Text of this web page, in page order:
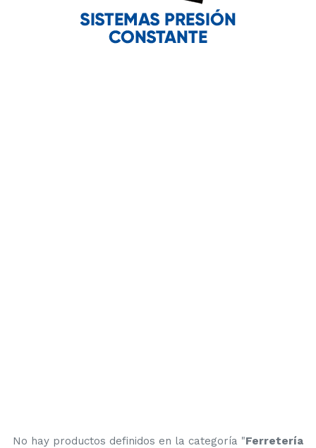
No hay productos definidos en la categoría "Ferretería